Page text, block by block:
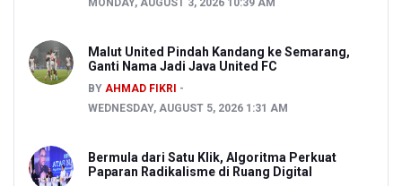
MONDAY, AUGUST 3, 2026 10:39 AM
Malut United Pindah Kandang ke Semarang,
Ganti Nama Jadi Java United FC
BY AHMAD FIKRI
WEDNESDAY, AUGUST 5, 2026 1:31 AM
Bermula dari Satu Klik, Algoritma Perkuat
Paparan Radikalisme di Ruang Digital